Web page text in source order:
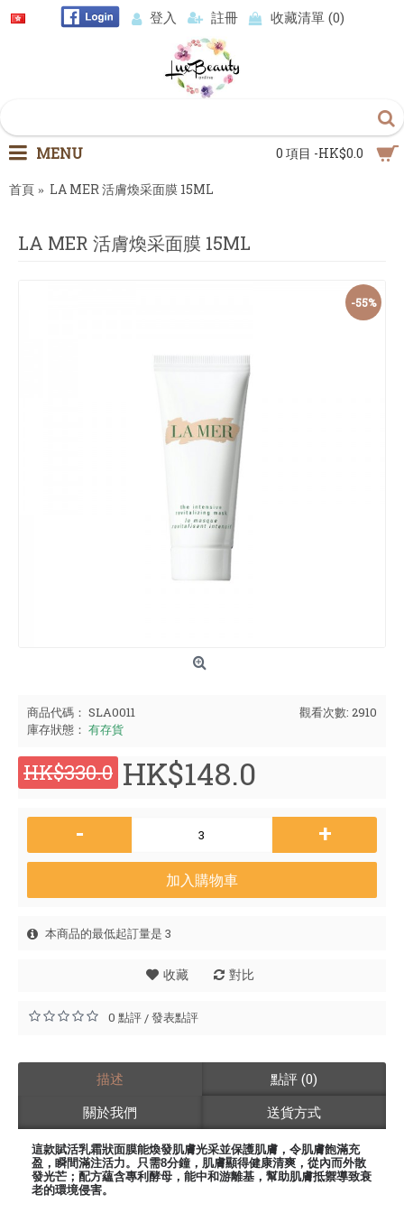
登入 註冊 收藏清單 (0)
0 項目 -HK$0.0
MENU
首頁 LA MER 活膚煥采面膜 15ML
LA MER 活膚煥采面膜 15ML
-55%
觀看次數: 2910
商品代碼： SLA0011
庫存狀態： 有存貨
HK$330.0 HK$148.0
- +
加入購物車
本商品的最低起訂量是 3
收藏 對比
0 點評/發表點評
描述
點評 (0)
關於我們
送貨方式
這款賦活乳霜狀面膜能煥發肌膚光采並保護肌膚，令肌膚飽滿充
盈，瞬間滿注活力。只需8分鐘，肌膚顯得健康清爽，從內而外散
發光芒；配方蘊含專利酵母，能中和游離基，幫助肌膚抵禦導致衰
老的環境侵害。